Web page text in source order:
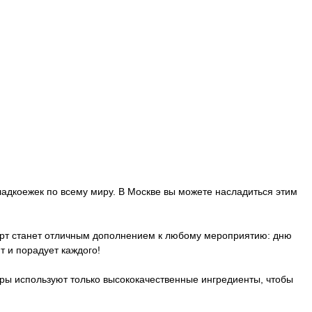
по всему миру. В Москве вы можете насладиться этим
станет отличным дополнением к любому мероприятию: дню
и порадует каждого!
только высококачественные ингредиенты, чтобы